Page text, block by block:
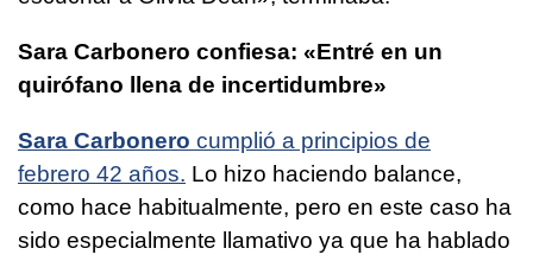
Sara Carbonero confiesa: «Entré en un
quirófano llena de incertidumbre»
Sara Carbonero cumplió a principios de
febrero 42 años. Lo hizo haciendo balance,
como hace habitualmente, pero en este caso ha
sido especialmente llamativo ya que ha hablado